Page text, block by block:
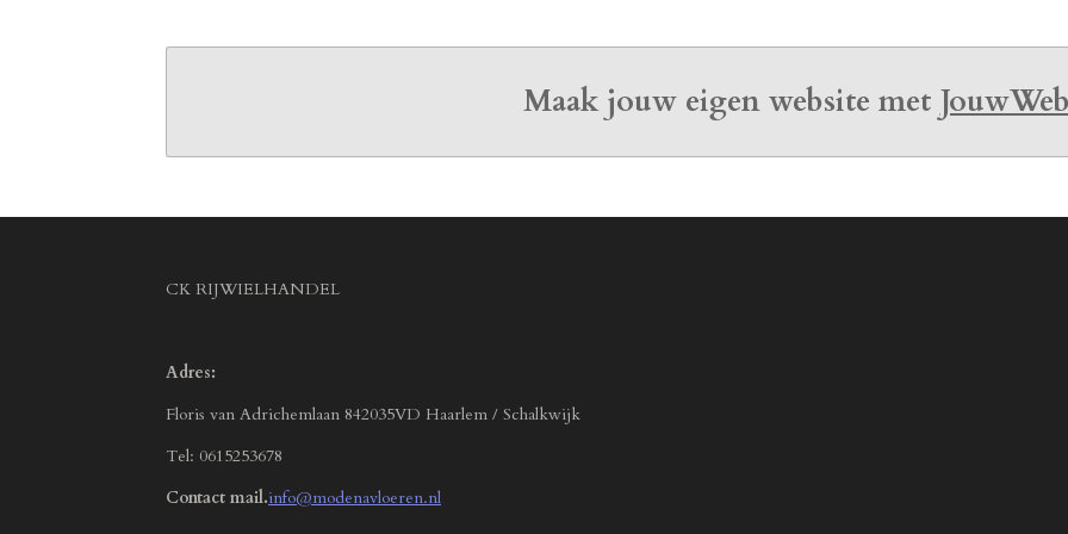
Maak jouw eigen website met
CK RIJWIELHANDEL
Adres:
Floris van Adrichemlaan 842035VD Haarlem / Schalkwijk
Tel: 0615253678
Contact mail.info@modenavloeren.nl